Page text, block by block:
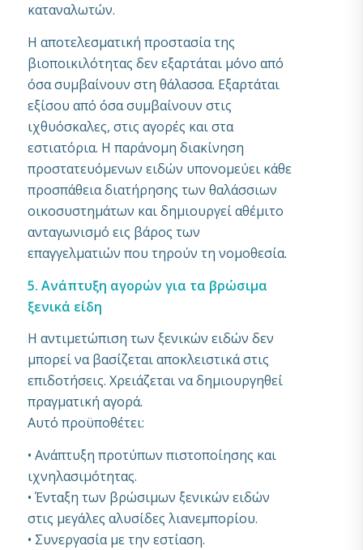
καταναλωτών.
Η αποτελεσματική προστασία της
βιοποικιλότητας δεν εξαρτάται μόνο από
όσα συμβαίνουν στη θάλασσα. Εξαρτάται
εξίσου από όσα συμβαίνουν στις
ιχθυόσκαλες, στις αγορές και στα
εστιατόρια. Η παράνομη διακίνηση
προστατευόμενων ειδών υπονομεύει κάθε
προσπάθεια διατήρησης των θαλάσσιων
οικοσυστημάτων και δημιουργεί αθέμιτο
ανταγωνισμό εις βάρος των
επαγγελματιών που τηρούν τη νομοθεσία.
5. Ανάπτυξη αγορών για τα βρώσιμα
ξενικά είδη
Η αντιμετώπιση των ξενικών ειδών δεν
μπορεί να βασίζεται αποκλειστικά στις
επιδοτήσεις. Χρειάζεται να δημιουργηθεί
πραγματική αγορά.
Αυτό προϋποθέτει:
• Ανάπτυξη προτύπων πιστοποίησης και
ιχνηλασιμότητας.
• Ένταξη των βρώσιμων ξενικών ειδών
στις μεγάλες αλυσίδες λιανεμπορίου.
• Συνεργασία με την εστίαση.